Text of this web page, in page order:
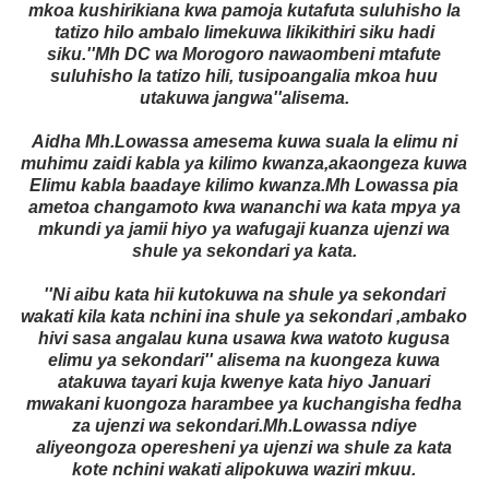
mkoa kushirikiana kwa pamoja kutafuta suluhisho la
tatizo hilo ambalo limekuwa likikithiri siku hadi
siku.''Mh DC wa Morogoro nawaombeni mtafute
suluhisho la tatizo hili, tusipoangalia mkoa huu
utakuwa jangwa''alisema.
Aidha Mh.Lowassa amesema kuwa suala la elimu ni
muhimu zaidi kabla ya kilimo kwanza,akaongeza kuwa
Elimu kabla baadaye kilimo kwanza.Mh Lowassa pia
ametoa changamoto kwa wananchi wa kata mpya ya
mkundi ya jamii hiyo ya wafugaji kuanza ujenzi wa
shule ya sekondari ya kata.
''Ni aibu kata hii kutokuwa na shule ya sekondari
wakati kila kata nchini ina shule ya sekondari ,ambako
hivi sasa angalau kuna usawa kwa watoto kugusa
elimu ya sekondari'' alisema na kuongeza kuwa
atakuwa tayari kuja kwenye kata hiyo Januari
mwakani kuongoza harambee ya kuchangisha fedha
za ujenzi wa sekondari.Mh.Lowassa ndiye
aliyeongoza operesheni ya ujenzi wa shule za kata
kote nchini wakati alipokuwa waziri mkuu.